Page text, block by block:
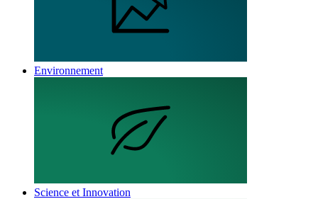
Environnement
Science et Innovation